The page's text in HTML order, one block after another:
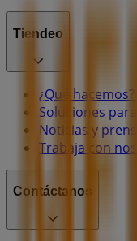
Tiendeo
¿Qué hacemos?
Soluciones
Noticias y
Trabaja con
Contáctanos